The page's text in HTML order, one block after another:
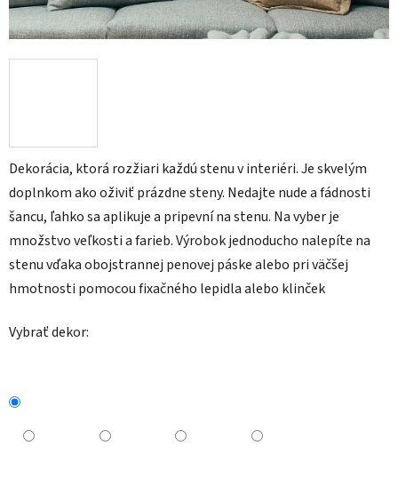
Dekorácia, ktorá rozžiari každú stenu v interiéri. Je skvelým
doplnkom ako oživiť prázdne steny. Nedajte nude a fádnosti
šancu, ľahko sa aplikuje a pripevní na stenu. Na vyber je
množstvo veľkosti a farieb. Výrobok jednoducho nalepíte na
stenu vďaka obojstrannej penovej páske alebo pri väčšej
hmotnosti pomocou fixačného lepidla alebo klinček
Vybrať dekor: